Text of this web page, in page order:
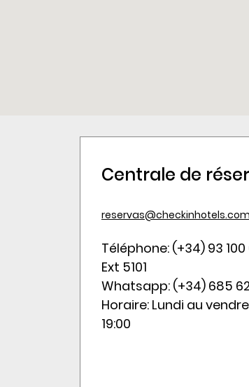
Centrale de
reservas@checkinhotels.com
Téléphone: (+34) 93
Ext 5101
Whatsapp: (+34) 685
Horaire: Lundi au
19:00